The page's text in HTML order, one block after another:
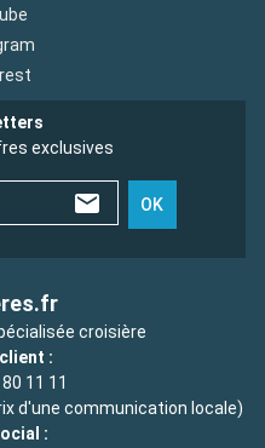
exclusives
OK
croisière
:
11 11
d'une communication locale)
: